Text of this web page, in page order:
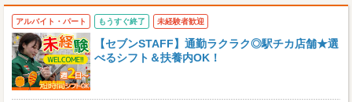
アルバイト・パート もうすぐ終了 未経験者歓迎
【セブンSTAFF】通勤ラクラク◎駅チカ店舗★選
べるシフト＆扶養内OK！